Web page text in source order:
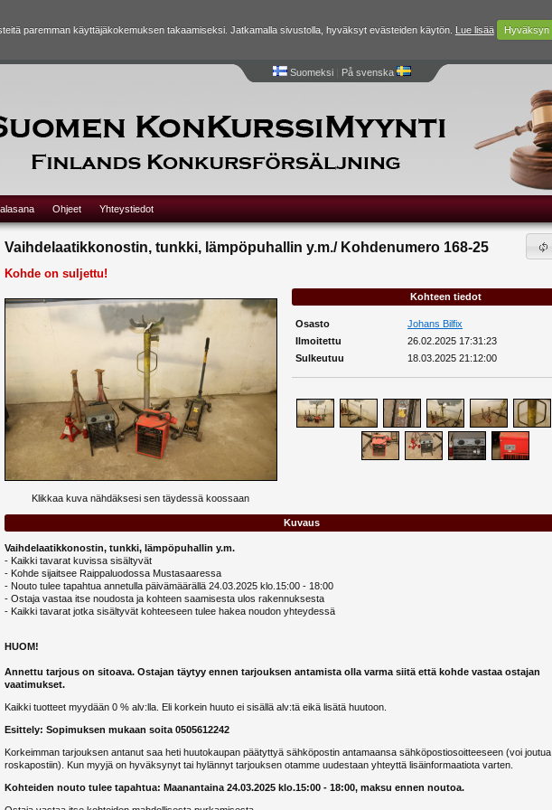
paremman käyttäjäkokemuksen takaamiseksi. Jatkamalla sivustolla, hyväksyt evästeiden käytön. Lue lisää Hyväksyn
Suomeksi| På svenska
Ohjeet Yhteystiedot
Vaihdelaatikkonostin, tunkki, lämpöpuhallin y.m./ Kohdenumero 168-25
Kohde on suljettu!
Klikkaa kuva nähdäksesi sen täydessä koossaan
Kohteen tiedot
Osasto
Johans Bilfix
Ilmoitettu
26.02.2025 17:31:23
Sulkeutuu
18.03.2025 21:12:00
Kuvaus
Vaihdelaatikkonostin, tunkki, lämpöpuhallin y.m.
- Kaikki tavarat kuvissa sisältyvät
- Kohde sijaitsee Raippaluodossa Mustasaaressa
- Nouto tulee tapahtua annetulla päivämäärällä 24.03.2025 klo.15:00 - 18:00
- Ostaja vastaa itse noudosta ja kohteen saamisesta ulos rakennuksesta
- Kaikki tavarat jotka sisältyvät kohteeseen tulee hakea noudon yhteydessä
HUOM!
Annettu tarjous on sitoava. Ostajan täytyy ennen tarjouksen antamista olla varma siitä että kohde vastaa ostajan
vaatimukset.
Kaikki tuotteet myydään 0 % alv:lla. Eli korkein huuto ei sisällä alv:tä eikä lisätä huutoon.
Esittely: Sopimuksen mukaan soita 0505612242
Korkeimman tarjouksen antanut saa heti huutokaupan päätyttyä sähköpostin antamaansa sähköpostiosoitteeseen (voi joutua
roskapostiin). Kun myyjä on hyväksynyt tai hylännyt tarjouksen otamme uudestaan yhteyttä lisäinformaatiota varten.
Kohteiden nouto tulee tapahtua: Maanantaina 24.03.2025 klo.15:00 - 18:00, maksu ennen noutoa.